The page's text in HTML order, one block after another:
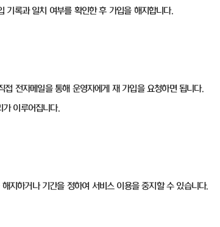
기록과 일치 여부를 확인한 후 가입을 해지합니다.
전자메일을 통해 운영자에게 재 가입을 요청하면 됩니다.
이루어집니다.
지하거나 기간을 정하여 서비스 이용을 중지할 수 있습니다.